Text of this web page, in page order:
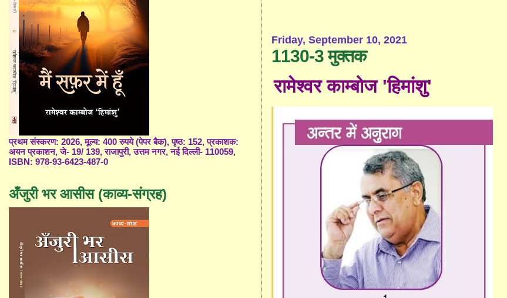
Friday, September 10, 2021
1130-3 मुक्तक
रामेश्वर काम्बोज 'हिमांशु'
प्रथम संस्करण: 2026, मूल्य: 400 रुपये (पेपर बैक), पृष्ठ: 152, प्रकाशक:
अयन प्रकाशन, जे- 19/ 139, राजापुरी, उत्तम नगर, नई दिल्ली- 110059,
ISBN: 978-93-6423-487-0
अँजुरी भर आसीस (काव्य-संग्रह)